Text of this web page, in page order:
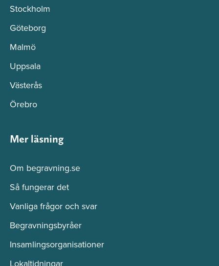
Stockholm
Göteborg
Malmö
Uppsala
Västerås
Örebro
Mer läsning
Om begravning.se
Så fungerar det
Vanliga frågor och svar
Begravningsbyråer
Insamlingsorganisationer
Lokaltidningar